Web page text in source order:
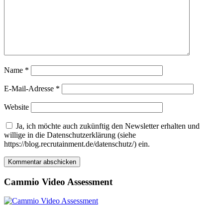
Name *
E-Mail-Adresse *
Website
Ja, ich möchte auch zukünftig den Newsletter erhalten und
willige in die Datenschutzerklärung (siehe
https://blog.recrutainment.de/datenschutz/) ein.
Cammio Video Assessment